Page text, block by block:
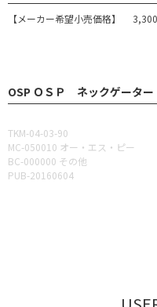
【メーカー希望小売価格】
OSP ＯＳＰ ネックゲーター
TKM-04-03-90
MC-050010 オー・エス・ピー
BC-000000 その他
PUB-20160604